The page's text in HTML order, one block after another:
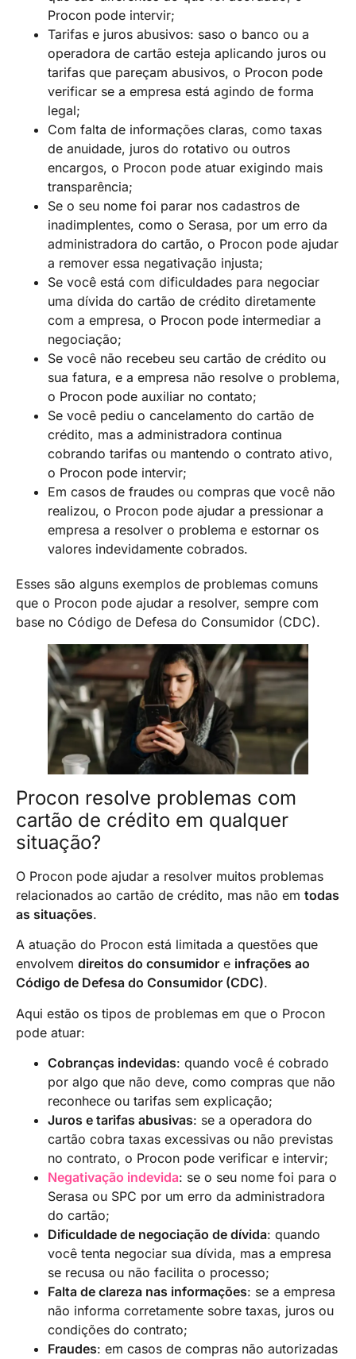
Procon pode intervir;
Tarifas e juros abusivos: saso o banco ou a
operadora de cartão esteja aplicando juros ou
tarifas que pareçam abusivos, o Procon pode
verificar se a empresa está agindo de forma
legal;
Com falta de informações claras, como taxas
de anuidade, juros do rotativo ou outros
encargos, o Procon pode atuar exigindo mais
transparência;
Se o seu nome foi parar nos cadastros de
inadimplentes, como o Serasa, por um erro da
administradora do cartão, o Procon pode ajudar
a remover essa negativação injusta;
Se você está com dificuldades para negociar
uma dívida do cartão de crédito diretamente
com a empresa, o Procon pode intermediar a
negociação;
Se você não recebeu seu cartão de crédito ou
sua fatura, e a empresa não resolve o problema,
o Procon pode auxiliar no contato;
Se você pediu o cancelamento do cartão de
crédito, mas a administradora continua
cobrando tarifas ou mantendo o contrato ativo,
o Procon pode intervir;
Em casos de fraudes ou compras que você não
realizou, o Procon pode ajudar a pressionar a
empresa a resolver o problema e estornar os
valores indevidamente cobrados.
Esses são alguns exemplos de problemas comuns
que o Procon pode ajudar a resolver, sempre com
base no Código de Defesa do Consumidor (CDC).
Procon resolve problemas com
cartão de crédito em qualquer
situação?
O Procon pode ajudar a resolver muitos problemas
relacionados ao cartão de crédito, mas não em todas
as situações.
A atuação do Procon está limitada a questões que
envolvem direitos do consumidor e infrações ao
Código de Defesa do Consumidor (CDC).
Aqui estão os tipos de problemas em que o Procon
pode atuar:
Cobranças indevidas: quando você é cobrado
por algo que não deve, como compras que não
reconhece ou tarifas sem explicação;
Juros e tarifas abusivas: se a operadora do
cartão cobra taxas excessivas ou não previstas
no contrato, o Procon pode verificar e intervir;
Negativação indevida: se o seu nome foi para o
Serasa ou SPC por um erro da administradora
do cartão;
Dificuldade de negociação de dívida: quando
você tenta negociar sua dívida, mas a empresa
se recusa ou não facilita o processo;
Falta de clareza nas informações: se a empresa
não informa corretamente sobre taxas, juros ou
condições do contrato;
Fraudes: em casos de compras não autorizadas